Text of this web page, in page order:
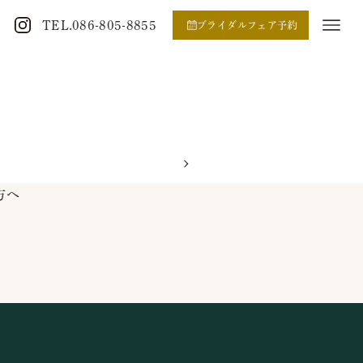
TEL.086-805-8855 ブライダルフェア予約
へ